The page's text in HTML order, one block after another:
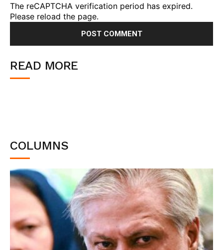
COLUMNS
The reCAPTCHA verification period has expired.
Please reload the page.
READ MORE